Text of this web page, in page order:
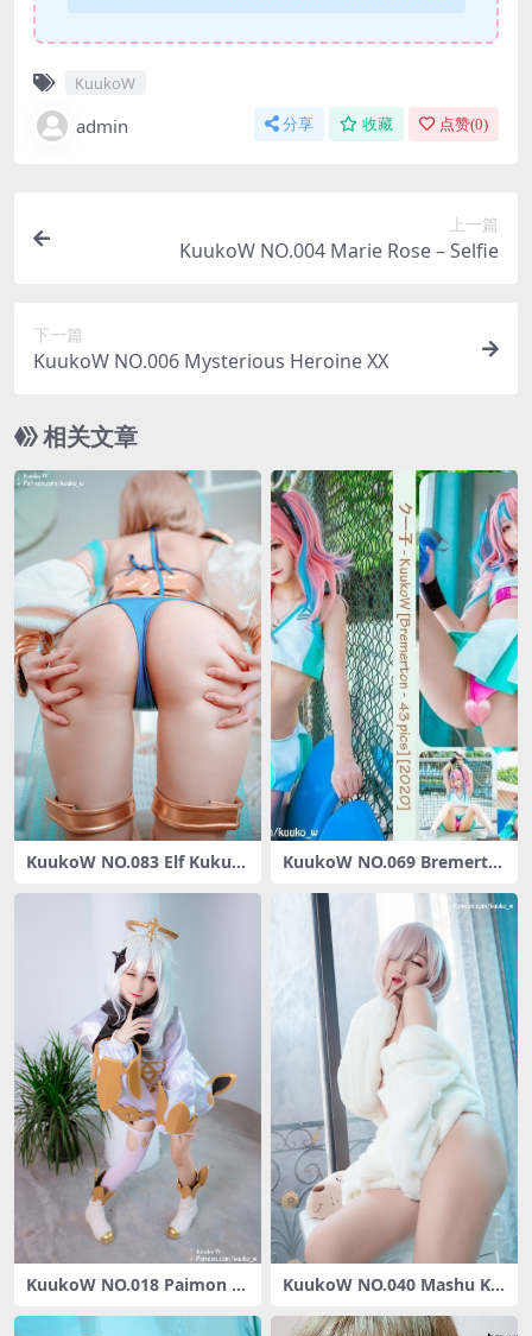
KuukoW
admin 分享 收藏 点赞(0)
上一篇
KuukoW NO.004 Marie Rose – Selfie
下一篇
KuukoW NO.006 Mysterious Heroine XX
相关文章
KuukoW NO.083 Elf Kukuru
KuukoW NO.069 Bremerto
KuukoW NO.018 Paimon 2
KuukoW NO.040 Mashu Kig
Order)